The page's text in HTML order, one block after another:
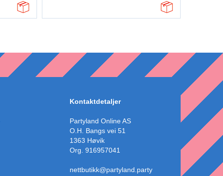
Kontaktdetaljer
Partyland Online AS
O.H. Bangs vei 51
1363 Høvik
Org. 916957041
nettbutikk@partyland.party